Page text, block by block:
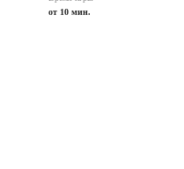
от 10 мин.